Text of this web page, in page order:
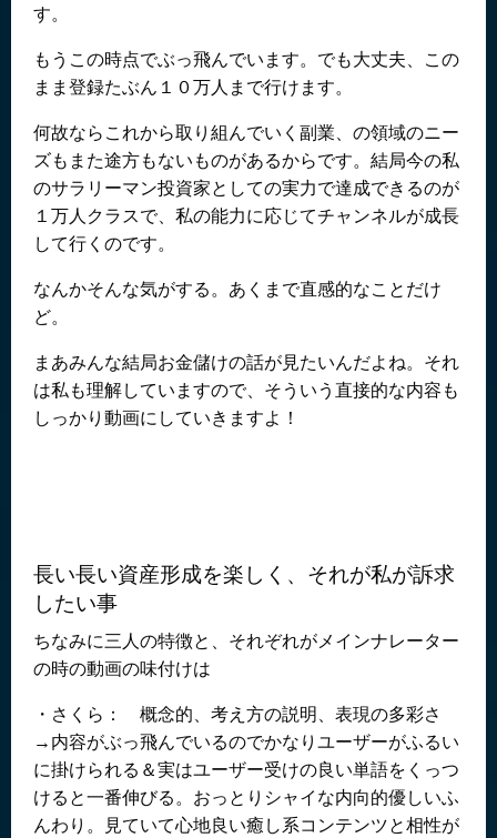
す。
もうこの時点でぶっ飛んでいます。でも大丈夫、この
まま登録たぶん１０万人まで行けます。
何故ならこれから取り組んでいく副業、の領域のニー
ズもまた途方もないものがあるからです。結局今の私
のサラリーマン投資家としての実力で達成できるのが
１万人クラスで、私の能力に応じてチャンネルが成長
して行くのです。
なんかそんな気がする。あくまで直感的なことだけ
ど。
まあみんな結局お金儲けの話が見たいんだよね。それ
は私も理解していますので、そういう直接的な内容も
しっかり動画にしていきますよ！
長い長い資産形成を楽しく、それが私が訴求
したい事
ちなみに三人の特徴と、それぞれがメインナレーター
の時の動画の味付けは
・さくら： 概念的、考え方の説明、表現の多彩さ
→内容がぶっ飛んでいるのでかなりユーザーがふるい
に掛けられる＆実はユーザー受けの良い単語をくっつ
けると一番伸びる。おっとりシャイな内向的優しいふ
んわり。見ていて心地良い癒し系コンテンツと相性が